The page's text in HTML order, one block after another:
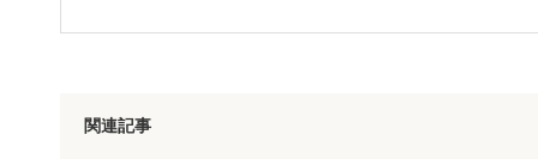
関連記事